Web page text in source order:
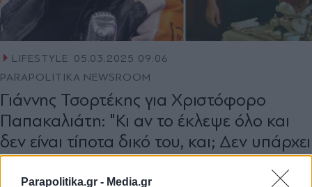
Parapolitika.gr - Media.gr
LIFESTYLE
05.03.2025 09:06
PARAPOLITIKA NEWSROOM
Γιάννης Τσορτέκης για Χριστόφορο
Παπακαλιάτη: "Κι αν το έκλεψε όλο και
δεν είναι τίποτα δικό του, και; Δεν υπάρχει
παρθενογένεση"